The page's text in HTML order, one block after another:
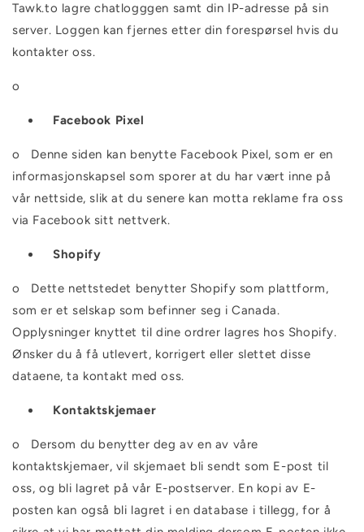
Tawk.to lagre chatlogggen samt din IP-adresse på sin
server. Loggen kan fjernes etter din forespørsel hvis du
kontakter oss.
o
Facebook Pixel
o Denne siden kan benytte Facebook Pixel, som er en
informasjonskapsel som sporer at du har vært inne på
vår nettside, slik at du senere kan motta reklame fra oss
via Facebook sitt nettverk.
Shopify
o Dette nettstedet benytter Shopify som plattform,
som er et selskap som befinner seg i Canada.
Opplysninger knyttet til dine ordrer lagres hos Shopify.
Ønsker du å få utlevert, korrigert eller slettet disse
dataene, ta kontakt med oss.
Kontaktskjemaer
o Dersom du benytter deg av en av våre
kontaktskjemaer, vil skjemaet bli sendt som E-post til
oss, og bli lagret på vår E-postserver. En kopi av E-
posten kan også bli lagret i en database i tillegg, for å